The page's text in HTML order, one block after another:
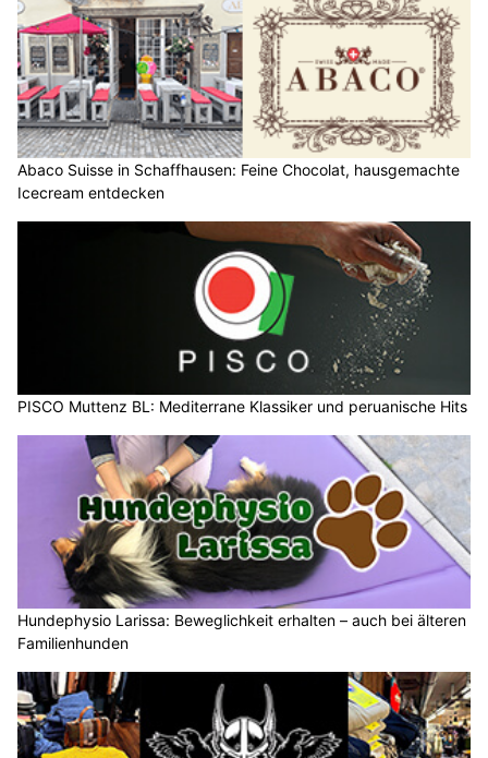
Abaco Suisse in Schaffhausen: Feine Chocolat, hausgemachte
Icecream entdecken
PISCO Muttenz BL: Mediterrane Klassiker und peruanische Hits
Hundephysio Larissa: Beweglichkeit erhalten – auch bei älteren
Familienhunden